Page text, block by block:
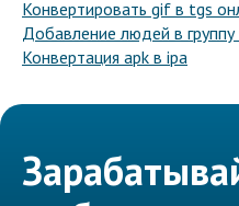
Конвертировать gif в tgs
Добавление людей в
Конвертация apk в ipa